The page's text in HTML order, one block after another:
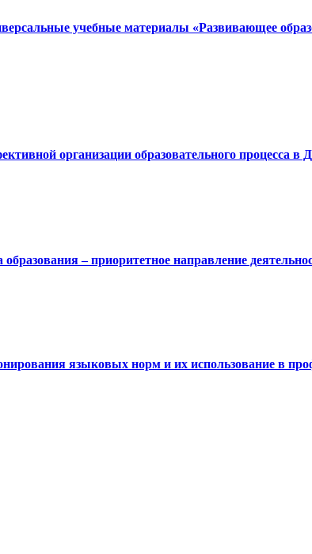
учебные материалы «Развивающее
организации образовательного процесса в
– приоритетное направление
языковых норм и их использование в